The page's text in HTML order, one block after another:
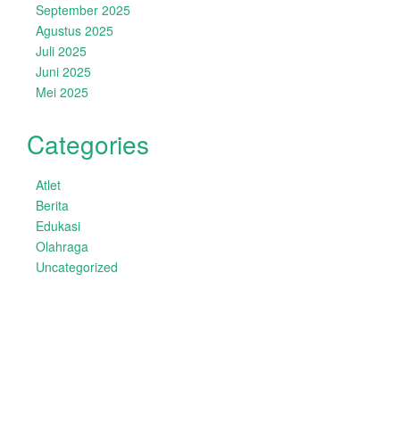
September 2025
Agustus 2025
Juli 2025
Juni 2025
Mei 2025
Categories
Atlet
Berita
Edukasi
Olahraga
Uncategorized